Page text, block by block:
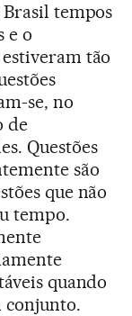
tempos
e o
tão
se, no
de
Questões
são
que não
tempo.
quando
conjunto.